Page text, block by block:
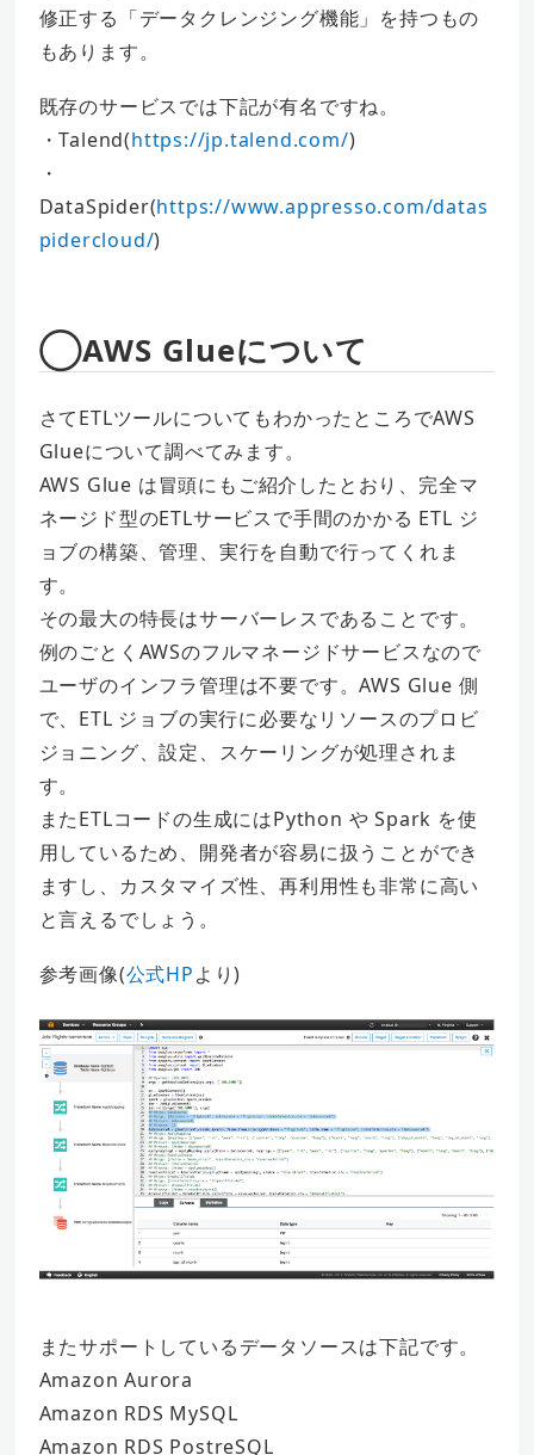
修正する「データクレンジング機能」を持つもの
もあります。
既存のサービスでは下記が有名ですね。
・Talend(https://jp.talend.com/)
・
DataSpider(https://www.appresso.com/datas
pidercloud/)
◯AWS Glueについて
さてETLツールについてもわかったところでAWS
Glueについて調べてみます。
AWS Glue は冒頭にもご紹介したとおり、完全マ
ネージド型のETLサービスで手間のかかる ETL ジ
ョブの構築、管理、実行を自動で行ってくれま
す。
その最大の特長はサーバーレスであることです。
例のごとくAWSのフルマネージドサービスなので
ユーザのインフラ管理は不要です。AWS Glue 側
で、ETL ジョブの実行に必要なリソースのプロビ
ジョニング、設定、スケーリングが処理されま
す。
またETLコードの生成にはPython や Spark を使
用しているため、開発者が容易に扱うことができ
ますし、カスタマイズ性、再利用性も非常に高い
と言えるでしょう。
参考画像(公式HPより)
またサポートしているデータソースは下記です。
Amazon Aurora
Amazon RDS MySQL
Amazon RDS PostreSQL